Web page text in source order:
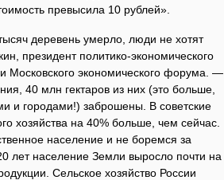
превысила 10 рублей».
деревень умерло, люди не хотят
президент политико-экономического
Московского экономического форума. —
40 млн гектаров из них (это больше,
и городами!) заброшены. В советские
хозяйства на 40% больше, чем сейчас.
население и не боремся за
лет население Земли выросло почти на
Сельское хозяйство России